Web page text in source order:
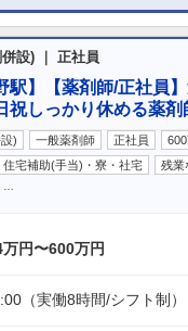
設) ｜ 正社員
駅】【薬剤師/正社員
しっかり休める薬剤
) 一般薬剤師 正社員
住宅補助(手当)・寮・社宅
残業
円〜600万円
（実働8時間/シフト制）